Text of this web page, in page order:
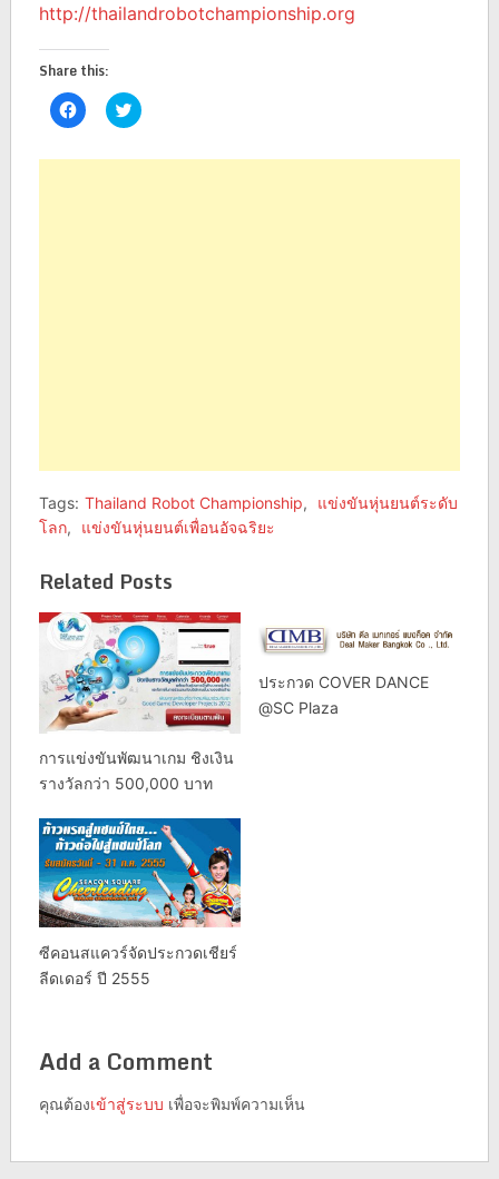
http://thailandrobotchampionship.org
Share this:
Click
to
Facebook
Click
to
Twitter
Tags: Thailand Robot Championship,
แข่งขันหุ่นยนต์ระดับ
โลก, แข่งขันหุ่นยนต์เพื่อนอัจฉริยะ
Related Posts
การแข่งขันพัฒนาเกม ชิงเงิน
รางวัลกว่า 500,000 บาท
ประกวด COVER DANCE
@SC Plaza
ซีคอนสแควร์จัดประกวดเชียร์
ลีดเดอร์ ปี 2555
Add a Comment
คุณต้องเข้าสู่ระบบ เพื่อจะพิมพ์ความเห็น